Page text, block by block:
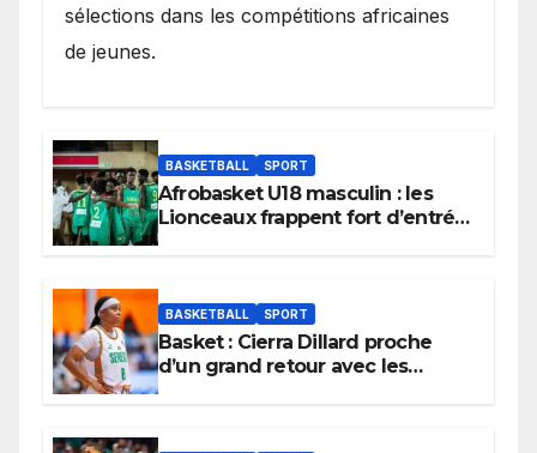
sélections dans les compétitions africaines
de jeunes.
BASKETBALL SPORT
Afrobasket U18 masculin : les
Lionceaux frappent fort d’entrée
BASKETBALL SPORT
Basket : Cierra Dillard proche
d’un grand retour avec les